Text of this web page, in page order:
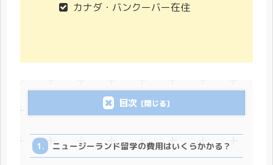
カナダ・バンクーバー在住
目次
ニュージーランド留学の費用はいくらかかる？